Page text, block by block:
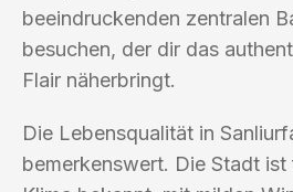
beeindruckenden zentralen
besuchen, der dir das
Flair näherbringt.
Die Lebensqualität in
bemerkenswert. Die Stadt ist